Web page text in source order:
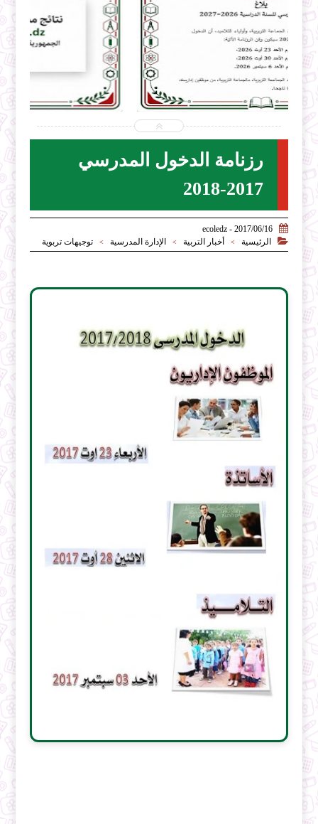
ecoledz.net
رزنامة الدخول المدرسي
2017-2018

2017/06/16 - ecoledz

الرئيسية > أخبار التربية > الإدارة المدرسية > توجيهات تربوية